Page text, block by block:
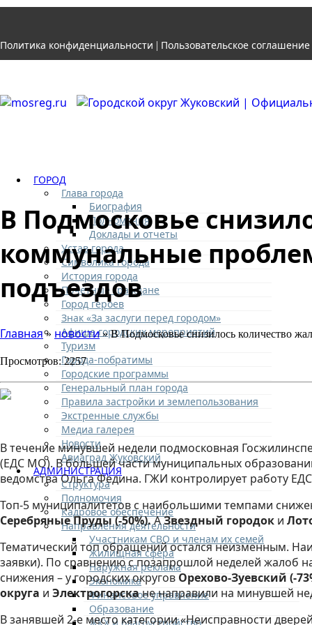
Политика конфиденциальности | Пользовательское соглашение
ГОРОД
Глава города
Биография
Полномочия
Доклады и отчеты
Устав города
Символика города
История города
Почетные граждане
Город героев
Знак «За заслуги перед городом»
Афиша городских мероприятий
Туризм
Города-побратимы
Городские программы
Генеральный план города
Правила застройки и землепользования
Экстренные службы
Медиа галерея
Новости
Авиаград Жуковский
АДМИНИСТРАЦИЯ
Структура
Полномочия
Кадровое обеспечение
Направления деятельности
Участникам СВО и членам их семей
Жилищная сфера
Наружная реклама
Экономика
Финансовое управление
Образование
ЖКХ и благоустройство
В Подмосковье
коммунальные
подъездов
Главная» новости» В Подмосковье снизилось количество
Просмотров: 2257
В течение минувшей недели подмосковная
(ЕДС МО). В большей части муниципальных
ведомства Ольга Федина. ГЖИ контролирует работу
Топ-5 муниципалитетов с наибольшими темпами
Серебряные Пруды (-50%).АЗвездный городок и
Тематический топ обращений остался неизменным.
заявки). По сравнению с позапрошлой неделей жалоб
снижения – у городских округов Орехово-Зуевский (-
округа и Электрогорскане направили на минувшей
В занявшей 2-е место категории «Неисправности